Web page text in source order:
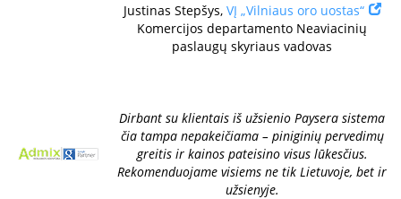
Justinas Stepšys, VĮ „Vilniaus oro uostas“
Komercijos departamento Neaviacinių
paslaugų skyriaus vadovas
Dirbant su klientais iš užsienio Paysera sistema
čia tampa nepakeičiama – piniginių pervedimų
greitis ir kainos pateisino visus lūkesčius.
Rekomenduojame visiems ne tik Lietuvoje, bet ir
užsienyje.